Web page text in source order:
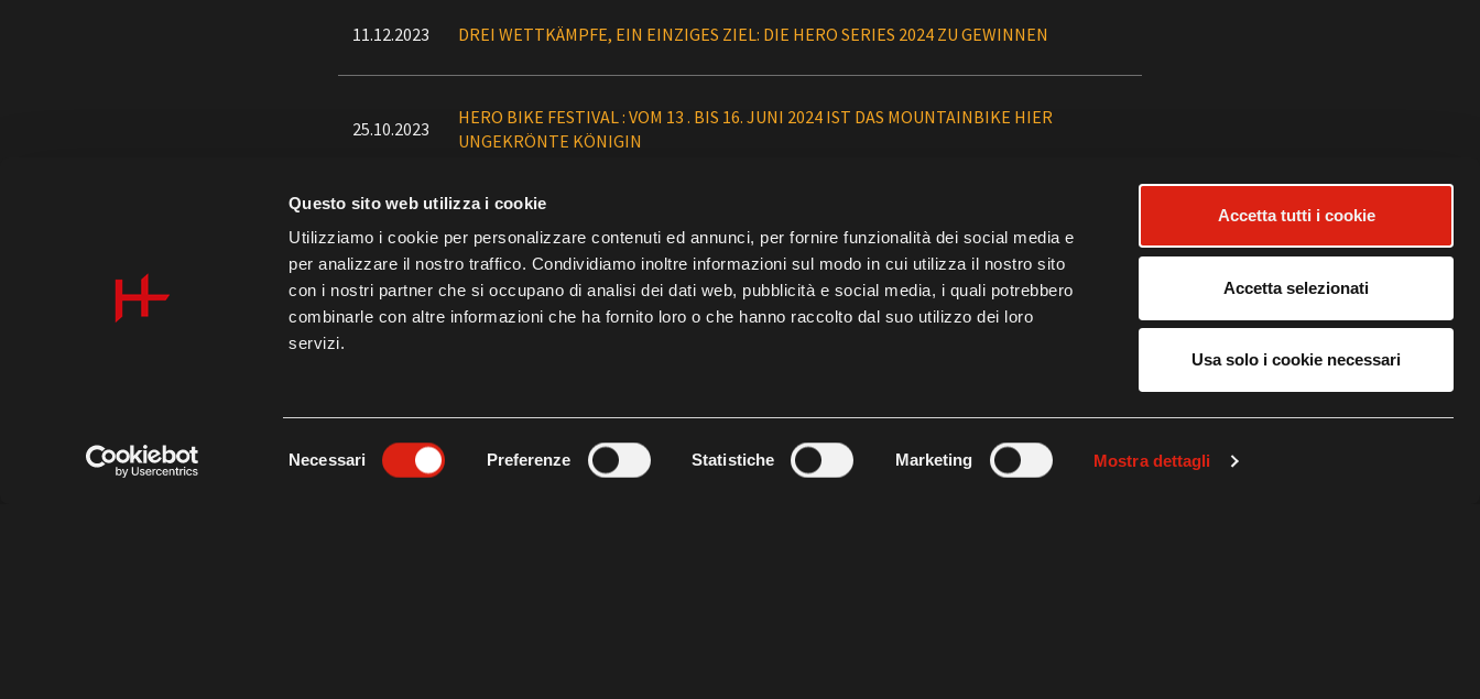
Questo sito web utilizza i cookie
Utilizziamo i cookie per personalizzare contenuti ed annunci, per fornire funzionalità dei social media e
per analizzare il nostro traffico. Condividiamo inoltre informazioni sul modo in cui utilizza il nostro sito
con i nostri partner che si occupano di analisi dei dati web, pubblicità e social media, i quali potrebbero
combinarle con altre informazioni che ha fornito loro o che hanno raccolto dal suo utilizzo dei loro
servizi.
Necessari Preferenze Statistiche Marketing Mostra dettagli
Accetta tutti i cookie
Accetta selezionati
Usa solo i cookie necessari
11.12.2023 DREI WETTKÄMPFE, EIN EINZIGES ZIEL: DIE HERO SERIES 2024 ZU GEWINNEN
25.10.2023
HERO BIKE FESTIVAL : VOM 13 . BIS 16. JUNI 2024 IST DAS MOUNTAINBIKE HIER
UNGEKRÖNTE KÖNIGIN
31.08.2023
MOUNTAINBIKE-SPORTS
PRESSEMITTEILUNGEN HERO 2023
17.06.2023
LÄCHELND INS ZIEL